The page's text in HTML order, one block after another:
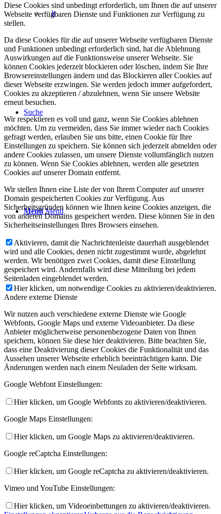
Suche
Menü Menü
Diese Cookies sind unbedingt erforderlich, um Ihnen die auf unserer
Webseite verfügbaren Dienste und Funktionen zur Verfügung zu
stellen.
Da diese Cookies für die auf unserer Webseite verfügbaren Dienste
und Funktionen unbedingt erforderlich sind, hat die Ablehnung
Auswirkungen auf die Funktionsweise unserer Webseite. Sie
können Cookies jederzeit blockieren oder löschen, indem Sie Ihre
Browsereinstellungen ändern und das Blockieren aller Cookies auf
dieser Webseite erzwingen. Sie werden jedoch immer aufgefordert,
Cookies zu akzeptieren / abzulehnen, wenn Sie unsere Website
erneut besuchen.
Wir respektieren es voll und ganz, wenn Sie Cookies ablehnen
möchten. Um zu vermeiden, dass Sie immer wieder nach Cookies
gefragt werden, erlauben Sie uns bitte, einen Cookie für Ihre
Einstellungen zu speichern. Sie können sich jederzeit abmelden oder
andere Cookies zulassen, um unsere Dienste vollumfänglich nutzen
zu können. Wenn Sie Cookies ablehnen, werden alle gesetzten
Cookies auf unserer Domain entfernt.
Wir stellen Ihnen eine Liste der von Ihrem Computer auf unserer
Domain gespeicherten Cookies zur Verfügung. Aus
Sicherheitsgründen können wie Ihnen keine Cookies anzeigen, die
von anderen Domains gespeichert werden. Diese können Sie in den
Sicherheitseinstellungen Ihres Browsers einsehen.
Aktivieren, damit die Nachrichtenleiste dauerhaft ausgeblendet
wird und alle Cookies, denen nicht zugestimmt wurde, abgelehnt
werden. Wir benötigen zwei Cookies, damit diese Einstellung
gespeichert wird. Andernfalls wird diese Mitteilung bei jedem
Seitenladen eingeblendet werden.
Hier klicken, um notwendige Cookies zu aktivieren/deaktivieren.
Andere externe Dienste
Wir nutzen auch verschiedene externe Dienste wie Google
Webfonts, Google Maps und externe Videoanbieter. Da diese
Anbieter möglicherweise personenbezogene Daten von Ihnen
speichern, können Sie diese hier deaktivieren. Bitte beachten Sie,
dass eine Deaktivierung dieser Cookies die Funktionalität und das
Aussehen unserer Webseite erheblich beeinträchtigen kann. Die
Änderungen werden nach einem Neuladen der Seite wirksam.
Google Webfont Einstellungen:
Hier klicken, um Google Webfonts zu aktivieren/deaktivieren.
Google Maps Einstellungen:
Hier klicken, um Google Maps zu aktivieren/deaktivieren.
Google reCaptcha Einstellungen:
Hier klicken, um Google reCaptcha zu aktivieren/deaktivieren.
Vimeo und YouTube Einstellungen:
Hier klicken, um Videoeinbettungen zu aktivieren/deaktivieren.